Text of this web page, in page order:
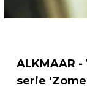
ALKMAAR
serie